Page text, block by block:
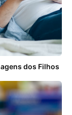
dos Filhos